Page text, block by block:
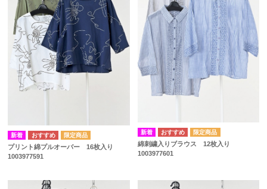
プリント綿プルオーバー 16枚入り
1003977591
綿刺繍入りブラウス 12枚入り
1003977601